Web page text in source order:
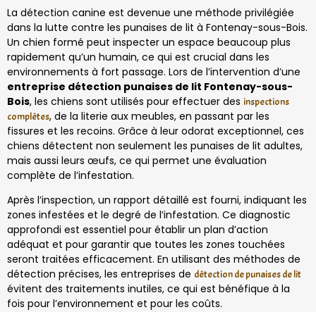
La détection canine est devenue une méthode privilégiée
dans la lutte contre les punaises de lit à Fontenay-sous-Bois.
Un chien formé peut inspecter un espace beaucoup plus
rapidement qu’un humain, ce qui est crucial dans les
environnements à fort passage. Lors de l’intervention d’une
entreprise détection punaises de lit Fontenay-sous-
Bois, les chiens sont utilisés pour effectuer des inspections
complètes, de la literie aux meubles, en passant par les
fissures et les recoins. Grâce à leur odorat exceptionnel, ces
chiens détectent non seulement les punaises de lit adultes,
mais aussi leurs œufs, ce qui permet une évaluation
complète de l’infestation.
Après l’inspection, un rapport détaillé est fourni, indiquant les
zones infestées et le degré de l’infestation. Ce diagnostic
approfondi est essentiel pour établir un plan d’action
adéquat et pour garantir que toutes les zones touchées
seront traitées efficacement. En utilisant des méthodes de
détection précises, les entreprises de détection de punaises de lit
évitent des traitements inutiles, ce qui est bénéfique à la
fois pour l’environnement et pour les coûts.